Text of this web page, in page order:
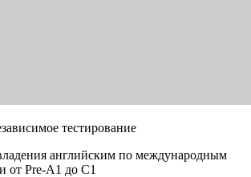
тестирование
английским по международным
от Pre-A1 до C1